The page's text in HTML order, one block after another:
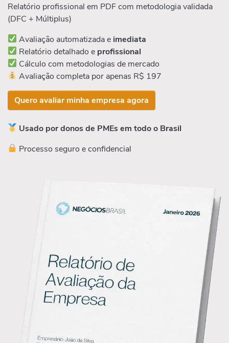
Relatório profissional em PDF com metodologia validada
(DFC + Múltiplus)
Avaliação automatizada e imediata
Relatório detalhado e profissional
Cálculo com metodologias de mercado
Avaliação completa por apenas R$ 197
Quero avaliar minha empresa agora
Usado por donos de PMEs em todo o Brasil
Processo seguro e confidencial